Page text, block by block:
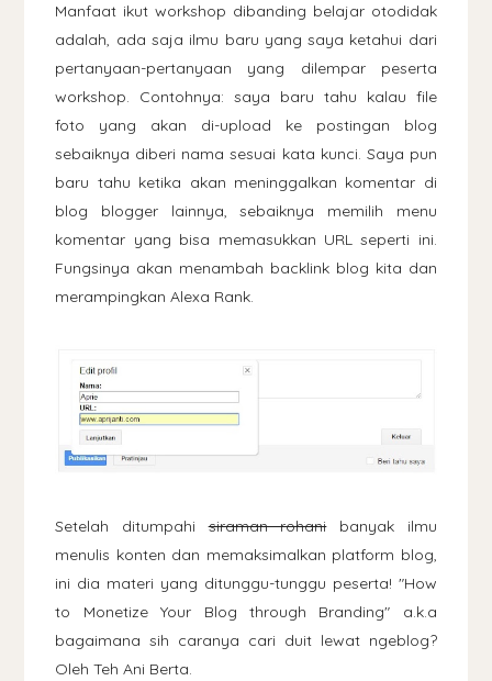
Manfaat ikut workshop dibanding belajar otodidak
adalah, ada saja ilmu baru yang saya ketahui dari
pertanyaan-pertanyaan yang dilempar peserta
workshop. Contohnya: saya baru tahu kalau file
foto yang akan di-upload ke postingan blog
sebaiknya diberi nama sesuai kata kunci. Saya pun
baru tahu ketika akan meninggalkan komentar di
blog blogger lainnya, sebaiknya memilih menu
komentar yang bisa memasukkan URL seperti ini.
Fungsinya akan menambah backlink blog kita dan
merampingkan Alexa Rank.
Setelah ditumpahisiraman rohanibanyak ilmu
menulis konten dan memaksimalkan platform blog,
ini dia materi yang ditunggu-tunggu peserta! "How
to Monetize Your Blog through Branding" a.k.a
bagaimana sih caranya cari duit lewat ngeblog?
Oleh Teh Ani Berta.